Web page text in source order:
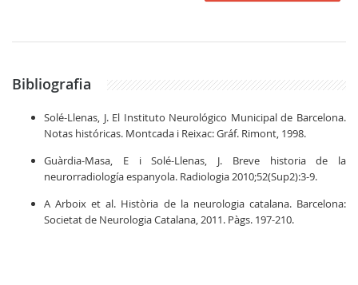
Bibliografia
Solé-Llenas, J. El Instituto Neurológico Municipal de Barcelona.
Notas históricas. Montcada i Reixac: Gráf. Rimont, 1998.
Guàrdia-Masa, E i Solé-Llenas, J. Breve historia de la
neurorradiología espanyola. Radiologia 2010;52(Sup2):3-9.
A Arboix et al. Història de la neurologia catalana. Barcelona:
Societat de Neurologia Catalana, 2011. Pàgs. 197-210.